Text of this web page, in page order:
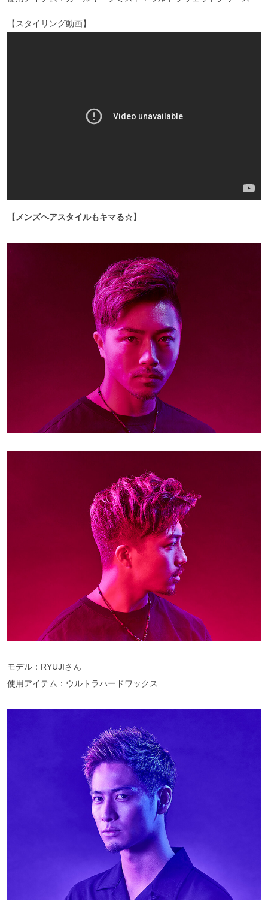
【スタイリング動画】
【メンズヘアスタイルもキマる☆】
モデル：RYUJIさん
使用アイテム：ウルトラハードワックス